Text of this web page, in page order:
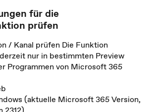
für die
prüfen
/ Kanal prüfen Die Funktion
nur in bestimmten Preview
Programmen von Microsoft 365
(aktuelle Microsoft 365 Version,